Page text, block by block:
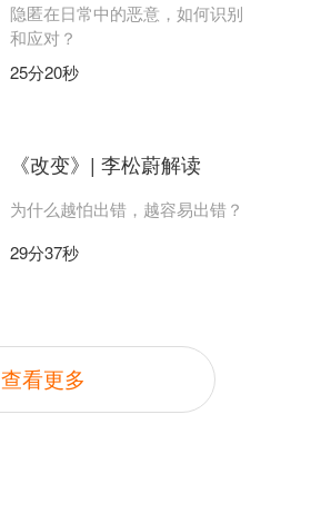
隐匿在日常中的恶意，如何识别
和应对？
25分20秒
《改变》| 李松蔚解读
为什么越怕出错，越容易出错？
29分37秒
查看更多